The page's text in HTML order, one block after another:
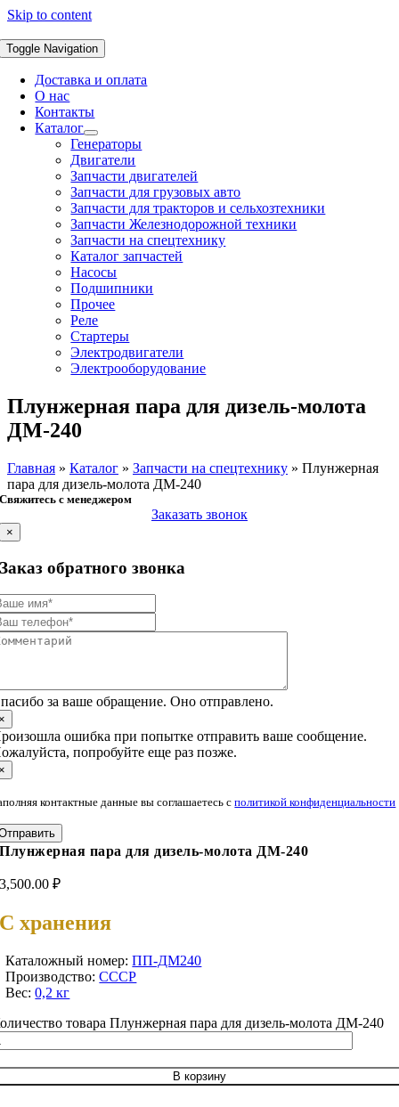
Skip to content
Toggle Navigation
Доставка и оплата
О нас
Контакты
Каталог
Генераторы
Двигатели
Запчасти двигателей
Запчасти для грузовых авто
Запчасти для тракторов и сельхозтехники
Запчасти Железнодорожной техники
Запчасти на спецтехнику
Каталог запчастей
Насосы
Подшипники
Прочее
Реле
Стартеры
Электродвигатели
Электрооборудование
Плунжерная пара для дизель-молота
ДМ-240
Главная » Каталог » Запчасти на спецтехнику » Плунжерная
пара для дизель-молота ДМ-240
Свяжитесь с менеджером
Заказать звонок
×
Заказ обратного звонка
за ваше обращение. Оно отправлено.
ошибка при попытке отправить ваше сообщение.
попробуйте еще раз позже.
контактные данные вы соглашаетесь сполитикой конфиденциальности
Плунжерная пара для дизель-молота ДМ-240
3,500.00₽
С хранения
Каталожный номер:ПП-ДМ240
Производство:СССР
Вес:0,2 кг
товара Плунжерная пара для дизель-молота ДМ-240
В корзину